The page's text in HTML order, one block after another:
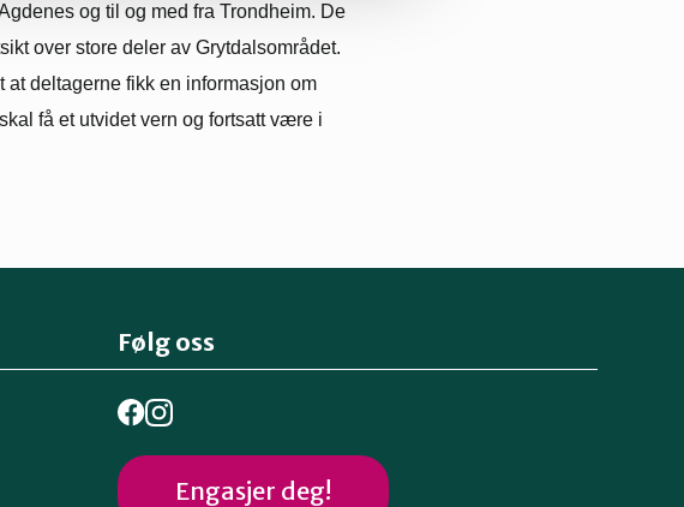
og til og med fra Trondheim. De
over store deler av Grytdalsområdet.
at deltagerne fikk en informasjon om
få et utvidet vern og fortsatt være i
Følg oss
Engasjer deg!